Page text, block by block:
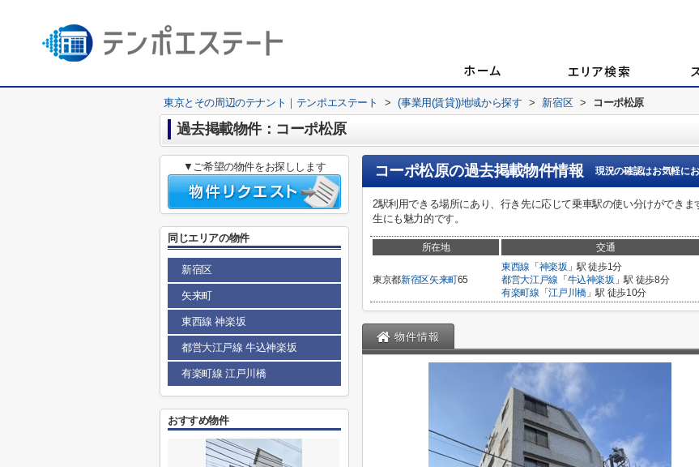
東京とその周辺のテナント｜テンポエステート > (事業用(賃貸))地域から探す > 新宿区 > コーポ松原
過去掲載物件：コーポ松原
コーポ松原の過去掲載物件情報 現況の確認はお気軽に
2駅利用できる場所にあり、行き先に応じて乗車駅の使い分けができ
生にも魅力的です。
所在地 交通
東京都新宿区矢来町65
東西線 「 神楽坂 」駅 徒歩1分
都営大江戸線 「 牛込神楽坂 」駅 徒歩8分
有楽町線 「江戸川橋」駅 徒歩10分
物件情報
▼ご希望の物件をお探しします
同じエリアの物件
新宿区
矢来町
東西線 神楽坂
都営大江戸線 牛込神楽坂
有楽町線 江戸川橋
おすすめ物件